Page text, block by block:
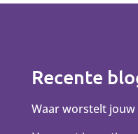
Recente
Waar worstelt jouw